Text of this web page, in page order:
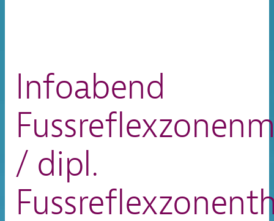
Infoabend
/ dipl.